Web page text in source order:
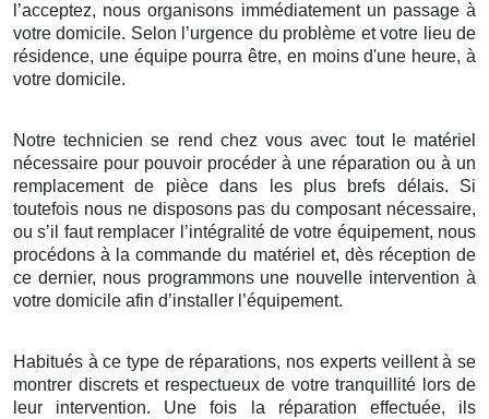
l’acceptez, nous organisons immédiatement un passage à
votre domicile. Selon l’urgence du problème et votre lieu de
résidence, une équipe pourra être, en moins d'une heure, à
votre domicile.
Notre technicien se rend chez vous avec tout le matériel
nécessaire pour pouvoir procéder à une réparation ou à un
remplacement de pièce dans les plus brefs délais. Si
toutefois nous ne disposons pas du composant nécessaire,
ou s’il faut remplacer l’intégralité de votre équipement, nous
procédons à la commande du matériel et, dès réception de
ce dernier, nous programmons une nouvelle intervention à
votre domicile afin d’installer l’équipement.
Habitués à ce type de réparations, nos experts veillent à se
montrer discrets et respectueux de votre tranquillité lors de
leur intervention. Une fois la réparation effectuée, ils